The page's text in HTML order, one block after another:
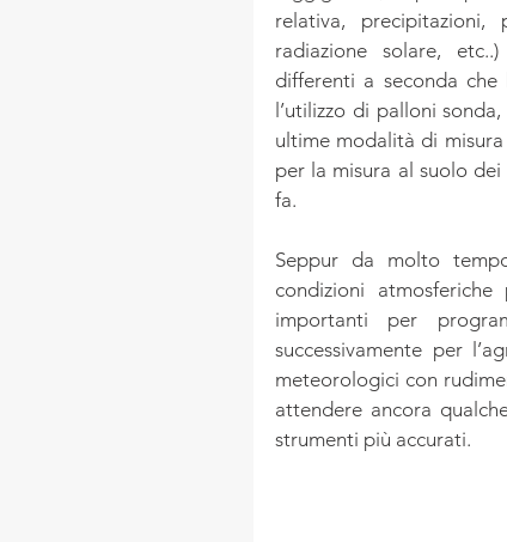
relativa,
radiazione solare,
differenti a seconda
l’utilizzo di palloni
ultime modalità di
per la misura al suolo
fa.
Seppur da molto
condizioni
importanti per
successivamente per
meteorologici con
attendere ancora
strumenti più accurati.